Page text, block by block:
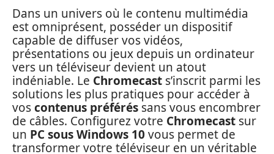
Dans un univers où le contenu multimédia
est omniprésent, posséder un dispositif
capable de diffuser vos vidéos,
présentations ou jeux depuis un ordinateur
vers un téléviseur devient un atout
indéniable. Le Chromecast s’inscrit parmi les
solutions les plus pratiques pour accéder à
voscontenus préférés sans vous encombrer
de câbles. Configurez votre Chromecast sur
un PC sous Windows 10vous permet de
transformer votre téléviseur en un véritable